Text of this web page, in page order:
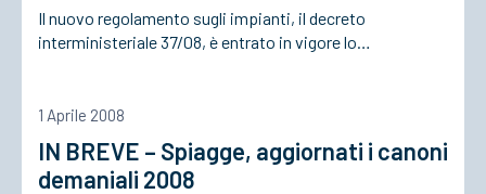
Il nuovo regolamento sugli impianti, il decreto
interministeriale 37/08, è entrato in vigore lo…
1 Aprile 2008
IN BREVE – Spiagge, aggiornati i canoni
demaniali 2008